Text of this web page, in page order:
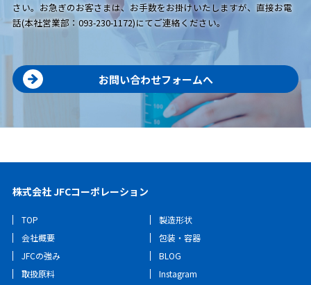
さい。お急ぎのお客さまは、お手数をお掛けいたしますが、直接お電
話(本社営業部：093-230-1172)にてご連絡ください。
お問い合わせフォームへ
株式会社 JFCコーポレーション
TOP
会社概要
JFCの強み
取扱原料
製造形状
包装・容器
BLOG
Instagram